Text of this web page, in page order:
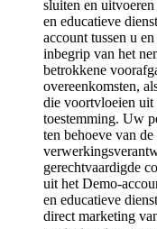
sluiten en
en educatieve
account tussen u
inbegrip van het
betrokkene
overeenkomsten,
die voortvloeien uit
toestemming. Uw
ten behoeve van
gerechtvaardigde
uit het Demo-
en educatieve
direct marketing